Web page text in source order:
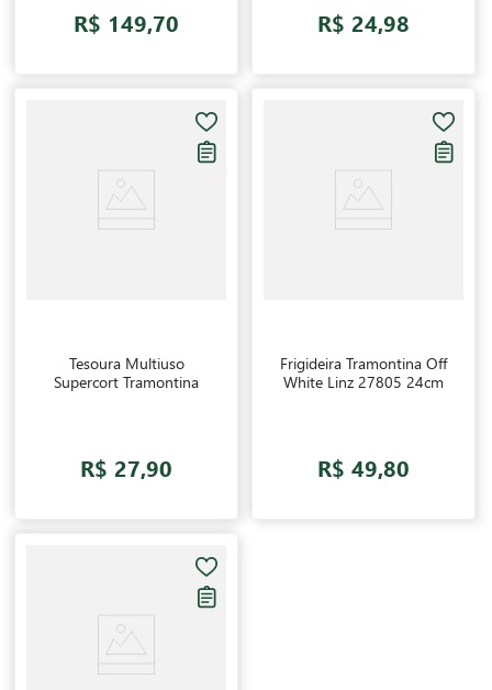
R$ 149,70 R$ 24,98
Tesoura Multiuso
Supercort Tramontina
R$ 27,90
Frigideira Tramontina Off
White Linz 27805 24cm
R$ 49,80